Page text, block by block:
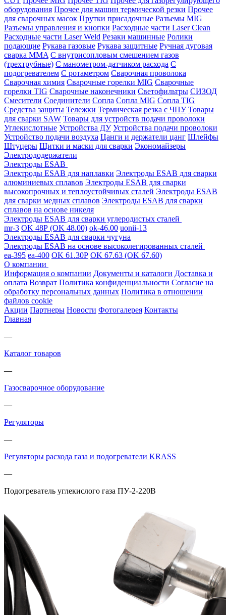
оборудования Прочее для машин термической резки Прочее
для сварочных масок Прутки присадочные Разъемы MIG
Разъемы управления и кнопки Расходные части Laser Clean
Расходные части Laser Weld Резаки машинные Ролики
подающие Рукава газовые Рукава защитные Ручная дуговая
сварка MMA С внутрисопловым смешением газов
(трехтрубные) С манометром-датчиком расхода С
подогревателем С ротаметром Сварочная проволока
Сварочная химия Сварочные горелки MIG Сварочные
горелки TIG Сварочные наконечники Светофильтры СИЗОД
Смесители Соединители Сопла Сопла MIG Сопла TIG
Средства защиты Тележки Термическая резка с ЧПУ Товары
для сварки SAW Товары для устройств подачи проволоки
Углекислотные Устройства ДУ Устройства подачи проволоки
Устройство подачи воздуха Цанги и держатели цанг Шлейфы
Штуцеры Щитки и маски для сварки Экономайзеры
Электрододержатели
Электроды ESAB
Электроды ESAB для наплавки Электроды ESAB для сварки
алюминиевых сплавов Электроды ESAB для сварки
высокопрочных и теплоустойчивых сталей Электроды ESAB
для сварки медных сплавов Электроды ESAB для сварки
сплавов на основе никеля
Электроды ESAB для сварки углеродистых сталей
mr-3 OK 48Р (OK 48.00) ok-46.00 uonii-13
Электроды ESAB для сварки чугуна
Электроды ESAB на основе высоколегированных сталей
ea-395 ea-400 OK 61.30Р OK 67.63 (OK 67.60)
О компании
Информация о компании Документы и каталоги Доставка и
оплата Возврат Политика конфиденциальности Согласие на
обработку персональных данных Политика в отношении
файлов cookie
Акции Партнеры Новости Фотогалерея Контакты
Главная
—
Каталог товаров
—
Газосварочное оборудование
—
Регуляторы
—
Регуляторы расхода газа и подогреватели KRASS
—
Подогреватель углекислого газа ПУ-2-220В